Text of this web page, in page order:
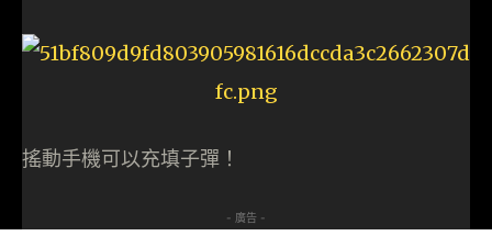
搖動手機可以充填子彈！
- 廣告 -